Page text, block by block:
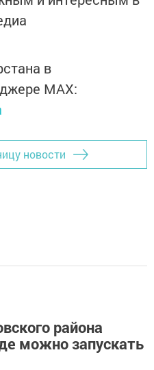
в
MАХ:
новости
района
можно запускать